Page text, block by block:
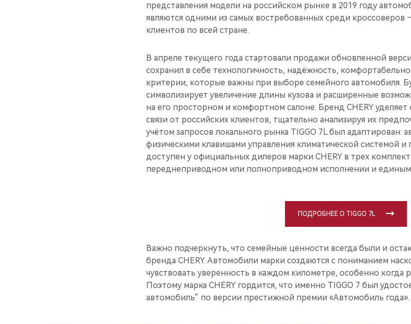
представления модели на российском рынке в 2019 году
являются одними из самых востребованных среди кроссоверов
клиентов по всей стране.
В апреле текущего года стартовали продажи обновленной
сохранил в себе технологичность, надёжность,
критерии, которые важны при выборе семейного автомобиля.
символизирует увеличение длины кузова и расширенные
на его просторном и комфортном салоне. Бренд CHERY
связи от российских клиентов, тщательно анализируя их
учётом запросов локального рынка TIGGO 7L был адаптирован:
физическими клавишами управления климатической системой
доступен у официальных дилеров марки CHERY в трех
переднеприводном или полноприводном исполнении и единым
ПОДРОБНЕЕ О TIGGO 7L
Важно подчеркнуть, что семейные ценности всегда были и
бренда CHERY. Автомобили марки создаются с пониманием
чувствовать уверенность в каждом километре, особенно когда
Поэтому марка CHERY гордится, что именно TIGGO 7 был
автомобиль” по версии престижной премии «Автомобиль года».